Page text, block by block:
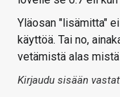
Yläosan "lisämitta"
käyttöä. Tai no,
vetämistä alas mistä
Kirjaudu sisään